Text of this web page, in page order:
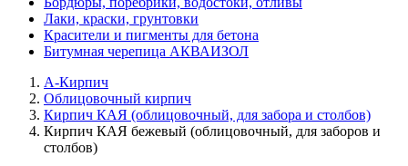
Лаки, краски, грунтовки
Красители и пигменты для бетона
Битумная черепица АКВАИЗОЛ
А-Кирпич
Облицовочный кирпич
Кирпич КАЯ (облицовочный, для забора и столбов)
Кирпич КАЯ бежевый (облицовочный, для заборов и
столбов)